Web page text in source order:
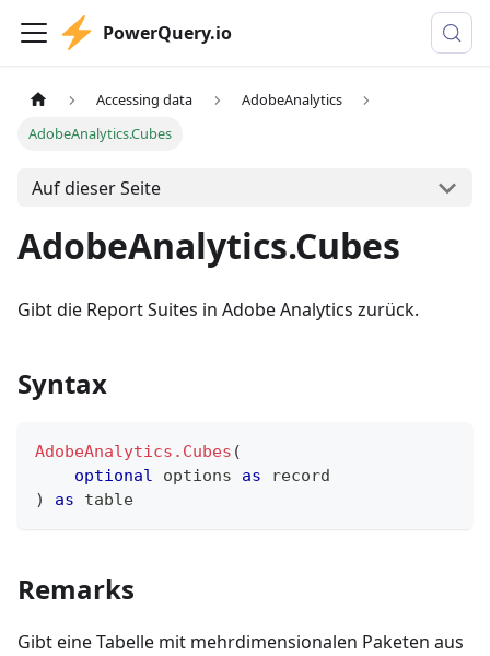
PowerQuery.io
Accessing data
AdobeAnalytics
AdobeAnalytics.Cubes
Auf dieser Seite
AdobeAnalytics.Cubes
Gibt die Report Suites in Adobe Analytics zurück.
Syntax
AdobeAnalytics.Cubes (
optional options as
record
)
as table
Remarks
Gibt eine Tabelle mit mehrdimensionalen Paketen aus